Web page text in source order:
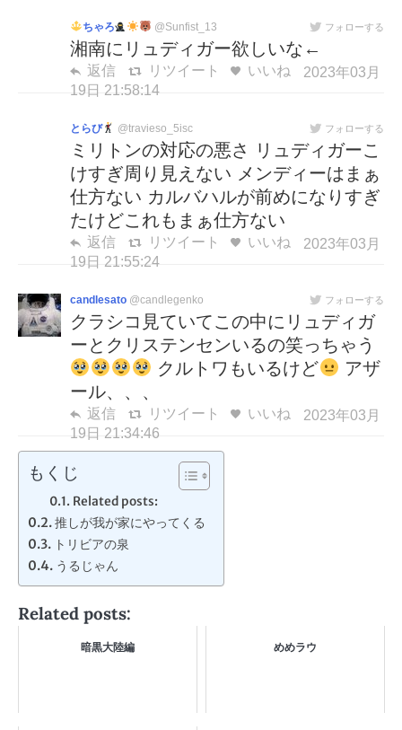
ちゃろ @Sunfist_13 フォローする
湘南にリュディガー欲しいな←
返信 リツイート いいね
2023年03月
19日 21:58:14
とらび @travieso_5isc フォローする
ミリトンの対応の悪さ リュディガーこ
けすぎ周り見えない メンディーはまぁ
仕方ない カルバハルが前めになりすぎ
たけどこれもまぁ仕方ない
返信 リツイート いいね
2023年03月
19日 21:55:24
candlesato @candlegenko フォローする
クラシコ見ていてこの中にリュディガ
ーとクリステンセンいるの笑っちゃう
クルトワもいるけど
アザ
ール、、、
返信 リツイート いいね
2023年03月
19日 21:34:46
もくじ
Related posts:
推しが我が家にやってくる
トリビアの泉
うるじゃん
Related posts:
暗黒大陸編 めめラウ